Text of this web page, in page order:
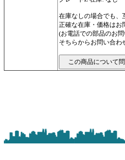
在庫なしの場合でも、
正確な在庫・価格はお
(お電話での部品のお
そちらからお問い合わ